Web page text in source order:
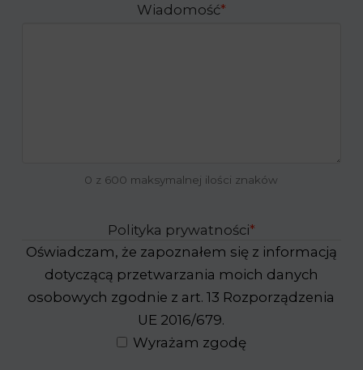
Wiadomość*
0 z 600 maksymalnej ilości znaków
Polityka prywatności*
Oświadczam, że zapoznałem się z informacją
dotyczącą przetwarzania moich danych
osobowych zgodnie z art. 13 Rozporządzenia
UE 2016/679.
Wyrażam zgodę